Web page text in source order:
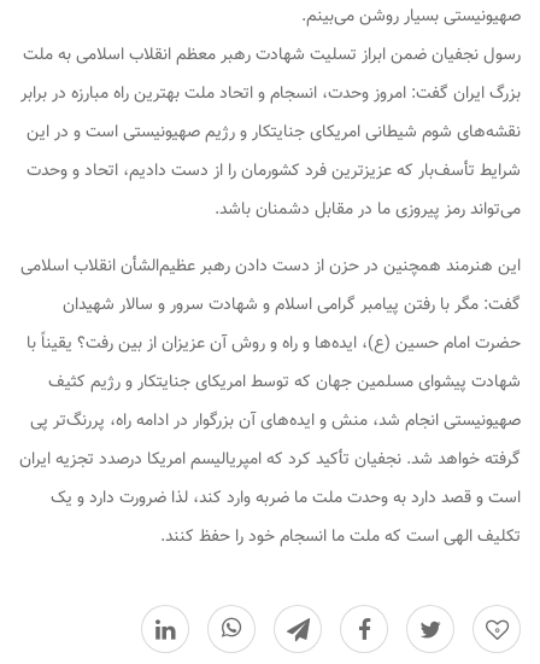
صهیونیستی بسیار روشن می‌بینم.
رسول نجفیان ضمن ابراز تسلیت شهادت رهبر معظم انقلاب اسلامی به ملت
بزرگ ایران گفت: امروز وحدت، انسجام و اتحاد ملت بهترین راه مبارزه در برابر
نقشه‌های شوم شیطانی امریکای جنایتکار و رژیم صهیونیستی است و در این
شرایط تأسف‌بار که عزیزترین فرد کشورمان را از دست دادیم، اتحاد و وحدت
می‌تواند رمز پیروزی ما در مقابل دشمنان باشد.
این هنرمند همچنین در حزن از دست دادن رهبر عظیم‌الشأن انقلاب اسلامی
گفت: مگر با رفتن پیامبر گرامی اسلام و شهادت سرور و سالار شهیدان
حضرت امام حسین (ع)، ایده‌ها و راه و روش آن عزیزان از بین رفت؟ یقیناً با
شهادت پیشوای مسلمین جهان که توسط امریکای جنایتکار و رژیم کثیف
صهیونیستی انجام شد، منش و ایده‌های آن بزرگوار در ادامه راه، پررنگ‌تر پی
گرفته خواهد شد. نجفیان تأکید کرد که امپریالیسم امریکا درصدد تجزیه ایران
است و قصد دارد به وحدت ملت ما ضربه وارد کند، لذا ضرورت دارد و یک
تکلیف الهی است که ملت ما انسجام خود را حفظ کنند.
0